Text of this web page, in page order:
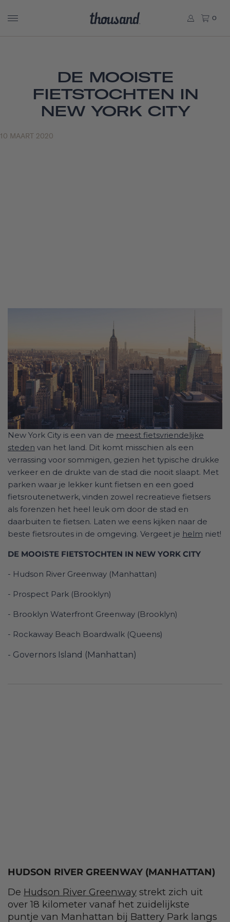
0
DE MOOISTE
FIETSTOCHTEN IN
NEW YORK CITY
10 MAART 2020
New York City is een van de meest fietsvriendelijke
steden van het land. Dit komt misschien als een
verrassing voor sommigen, gezien het typische drukke
verkeer en de drukte van de stad die nooit slaapt. Met
parken waar je lekker kunt fietsen en een goed
fietsroutenetwerk, vinden zowel recreatieve fietsers
als forenzen het heel leuk om door de stad en
daarbuiten te fietsen. Laten we eens kijken naar de
beste fietsroutes in de omgeving. Vergeet je helm niet!
DE MOOISTE FIETSTOCHTEN IN NEW YORK CITY
- Hudson River Greenway (Manhattan)
- Prospect Park (Brooklyn)
- Brooklyn Waterfront Greenway (Brooklyn)
- Rockaway Beach Boardwalk (Queens)
- Governors Island (Manhattan)
HUDSON RIVER GREENWAY (MANHATTAN)
De Hudson River Greenway strekt zich uit
over 18 kilometer vanaf het zuidelijkste
puntje van Manhattan bij Battery Park langs